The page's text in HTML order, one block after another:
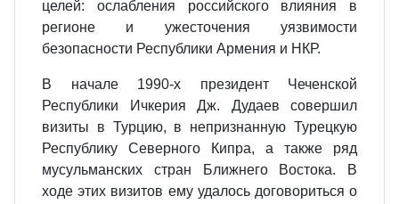
целей: ослабления российского влияния в
регионе и ужесточения уязвимости
безопасности Республики Армения и НКР.
В начале 1990‑х президент Чеченской
Республики Ичкерия Дж. Дудаев совершил
визиты в Турцию, в непризнанную Турецкую
Республику Северного Кипра, а также ряд
мусульманских стран Ближнего Востока. В
ходе этих визитов ему удалось договориться о